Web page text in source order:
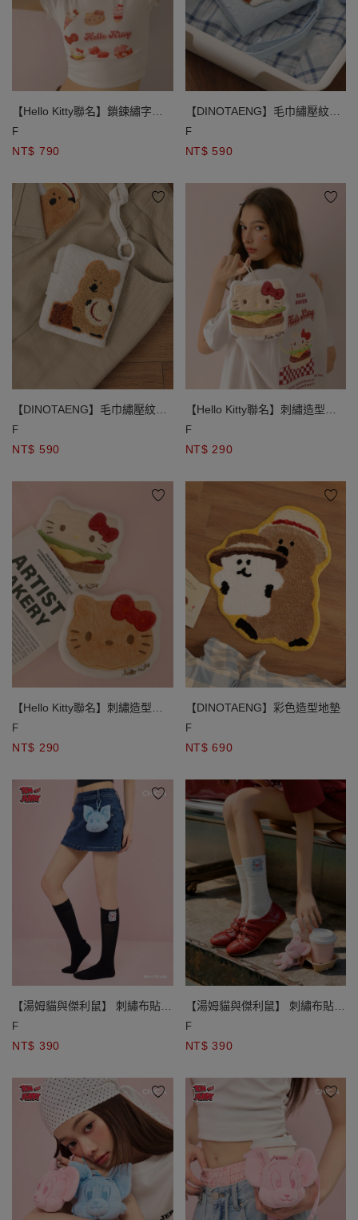
【Hello Kitty聯名】鎖鍊繡字母
小圖撞色棒球帽
F
NT$ 790
【DINOTAENG】毛巾繡壓紋對
摺零錢包 QUOKKA款 / BOBO款
F
NT$ 590
【DINOTAENG】毛巾繡壓紋對
摺零錢包 QUOKKA款 / BOBO款
F
NT$ 590
【Hello Kitty聯名】刺繡造型擦
手巾 漢堡款/大頭款
F
NT$ 290
【Hello Kitty聯名】刺繡造型擦
手巾 漢堡款/大頭款
F
NT$ 290
【DINOTAENG】彩色造型地墊
F
NT$ 690
【湯姆貓與傑利鼠】 刺繡布貼中
筒堆堆襪
F
NT$ 390
【湯姆貓與傑利鼠】 刺繡布貼中
筒堆堆襪
F
NT$ 390